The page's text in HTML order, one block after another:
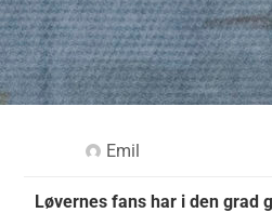
Emil
Løvernes fans har i den grad